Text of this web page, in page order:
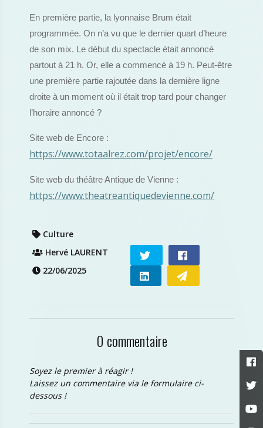
En première partie, la lyonnaise Brum était
programmée. On n’a vu que le dernier quart d’heure
de son mix. Le début du spectacle était annoncé
partout à 21 h. Or, elle a commencé à 19 h. Peut-être
une première partie rajoutée dans la dernière ligne
droite à un moment où il était trop tard pour changer
l’horaire annoncé ?
Site web de Encore :
https://www.totaalrez.com/projet/encore/
Site web du théâtre Antique de Vienne :
https://www.theatreantiquedevienne.com/
Culture
Hervé LAURENT
22/06/2025
0 commentaire
Soyez le premier à réagir !
Laissez un commentaire via le formulaire ci-
dessous !